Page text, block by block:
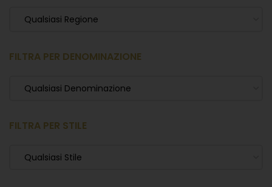
Qualsiasi Regione
FILTRA PER DENOMINAZIONE
Qualsiasi Denominazione
FILTRA PER STILE
Qualsiasi Stile